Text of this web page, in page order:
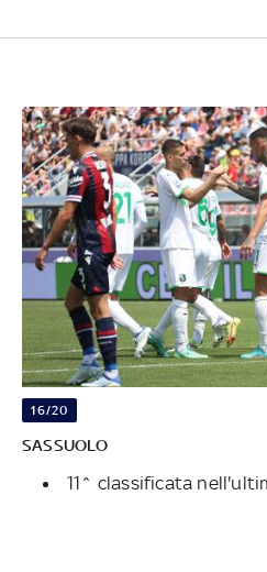
16/20
SASSUOLO
11^ classificata